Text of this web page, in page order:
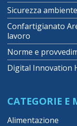
Sicurezza
Confartigianato
lavoro
Norme e
Digital Innovation
CATEGORIE E
Alimentazione